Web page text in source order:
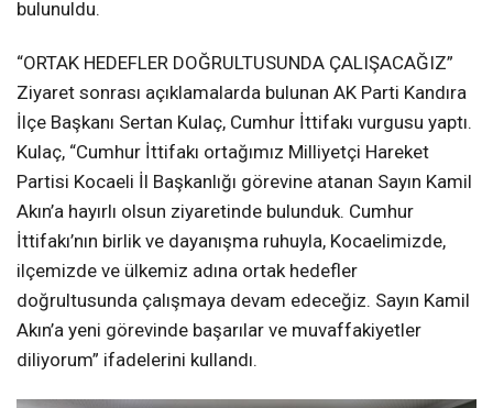
GENİŞ KATILIMLI BULUŞMA
Ziyarete; Kandıra Belediye Başkan Yardımcıları İsmail
Aysu ve Abdulkadir Köksal ile MHP Kandıra İlçe Başkanı
Güngör Gödek de eşlik etti. MHP il yöneticilerinin de
hazır bulunduğu toplantıda, Kocaeli ve Kandıra özelinde
yürütülecek çalışmalar üzerine karşılıklı istişarelerde
bulunuldu.